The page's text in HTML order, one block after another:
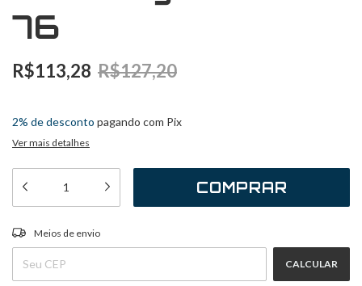
76
R$113,28 R$127,20
2% de desconto pagando com Pix
Ver mais detalhes
Entregas para o CEP:
Meios de envio
CALCULAR